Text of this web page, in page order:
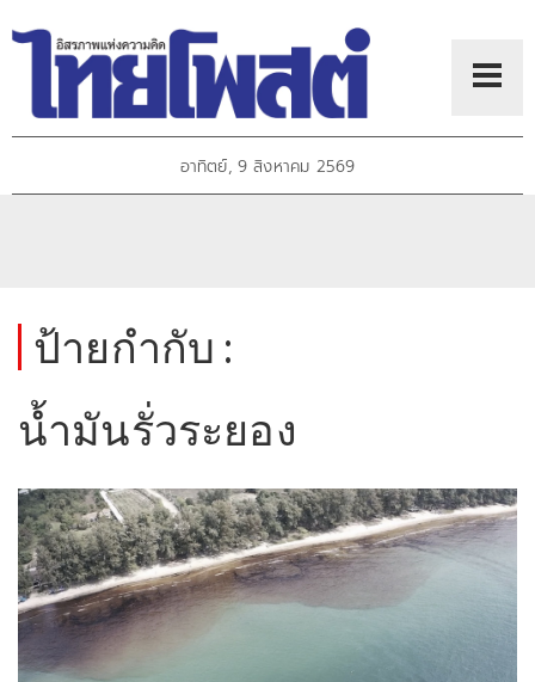
อาทิตย์, 9 สิงหาคม 2569
ป้ายกำกับ :
น้ำมันรั่วระยอง